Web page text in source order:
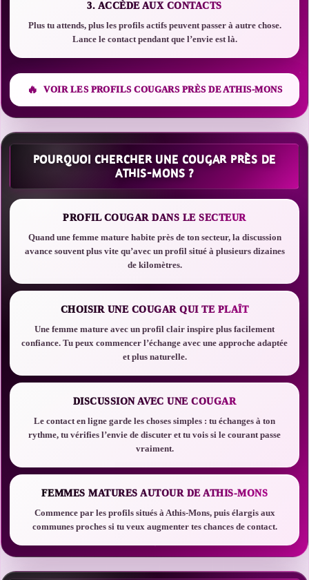
3. ACCÈDE AUX CONTACTS
Plus tu attends, plus les profils actifs peuvent passer à autre chose.
Lance le contact pendant que l’envie est là.
VOIR LES PROFILS COUGARS PRÈS DE ATHIS-MONS
POURQUOI CHERCHER UNE COUGAR PRÈS DE
ATHIS-MONS ?
PROFIL COUGAR DANS LE SECTEUR
Quand une femme mature habite près de ton secteur, la discussion
avance souvent plus vite qu’avec un profil situé à plusieurs dizaines
de kilomètres.
CHOISIR UNE COUGAR QUI TE PLAÎT
Une femme mature avec un profil clair inspire plus facilement
confiance. Tu peux commencer l’échange avec une approche adaptée
et plus naturelle.
DISCUSSION AVEC UNE COUGAR
Le contact en ligne garde les choses simples : tu échanges à ton
rythme, tu vérifies l’envie de discuter et tu vois si le courant passe
vraiment.
FEMMES MATURES AUTOUR DE ATHIS-MONS
Commence par les profils situés à Athis-Mons, puis élargis aux
communes proches si tu veux augmenter tes chances de contact.